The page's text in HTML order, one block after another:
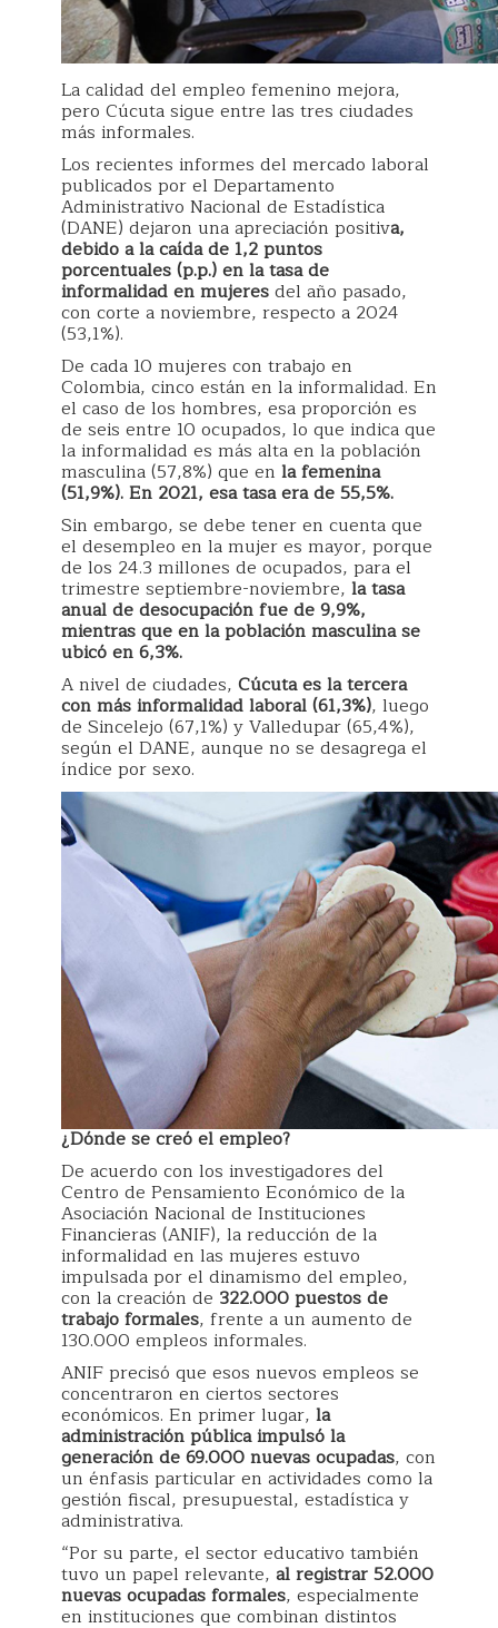
La calidad del empleo femenino mejora,
pero Cúcuta sigue entre las tres ciudades
más informales.
Los recientes informes del mercado laboral
publicados por el Departamento
Administrativo Nacional de Estadística
(DANE) dejaron una apreciación positiva,
debido a la caída de 1,2 puntos
porcentuales (p.p.) en la tasa de
informalidad en mujeresdel año pasado,
con corte a noviembre, respecto a 2024
(53,1%).
De cada 10 mujeres con trabajo en
Colombia, cinco están en la informalidad. En
el caso de los hombres, esa proporción es
de seis entre 10 ocupados, lo que indica que
la informalidad es más alta en la población
masculina (57,8%) que en la femenina
(51,9%). En 2021, esa tasa era de 55,5%.
Sin embargo, se debe tener en cuenta que
el desempleo en la mujer es mayor, porque
de los 24.3 millones de ocupados, para el
trimestre septiembre-noviembre, la tasa
anual de desocupación fue de 9,9%,
mientras que en la población masculina se
ubicó en 6,3%.
A nivel de ciudades, Cúcuta es la tercera
con más informalidad laboral (61,3%), luego
de Sincelejo (67,1%) y Valledupar (65,4%),
según el DANE, aunque no se desagrega el
índice por sexo.
¿Dónde se creó el empleo?
De acuerdo con los investigadores del
Centro de Pensamiento Económico de la
Asociación Nacional de Instituciones
Financieras (ANIF), la reducción de la
informalidad en las mujeres estuvo
impulsada por el dinamismo del empleo,
con la creación de 322.000 puestos de
trabajo formales, frente a un aumento de
130.000 empleos informales.
ANIF precisó que esos nuevos empleos se
concentraron en ciertos sectores
económicos. En primer lugar, la
administración pública impulsó la
generación de 69.000 nuevas ocupadas, con
un énfasis particular en actividades como la
gestión fiscal, presupuestal, estadística y
administrativa.
“Por su parte, el sector educativo también
tuvo un papel relevante, al registrar 52.000
nuevas ocupadas formales, especialmente
en instituciones que combinan distintos